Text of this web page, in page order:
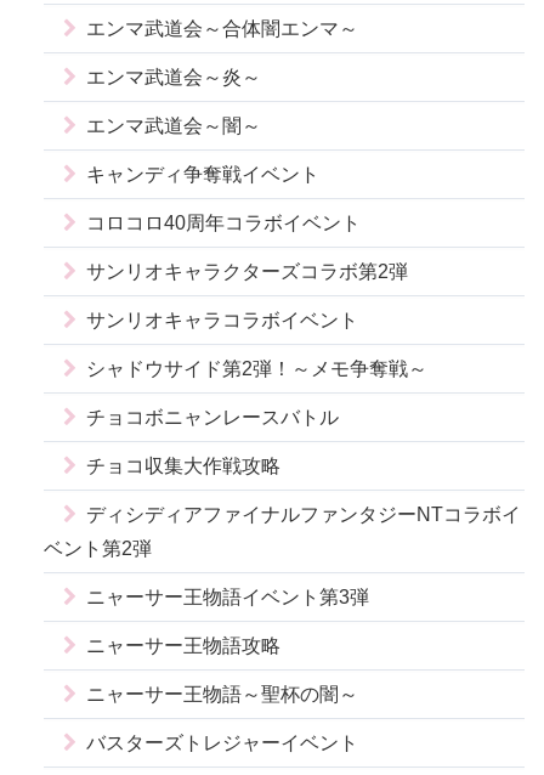
エンマ武道会～合体闇エンマ～
エンマ武道会～炎～
エンマ武道会～闇～
キャンディ争奪戦イベント
コロコロ40周年コラボイベント
サンリオキャラクターズコラボ第2弾
サンリオキャラコラボイベント
シャドウサイド第2弾！～メモ争奪戦～
チョコボニャンレースバトル
チョコ収集大作戦攻略
ディシディアファイナルファンタジーNTコラボイ
ベント第2弾
ニャーサー王物語イベント第3弾
ニャーサー王物語攻略
ニャーサー王物語～聖杯の闇～
バスターズトレジャーイベント